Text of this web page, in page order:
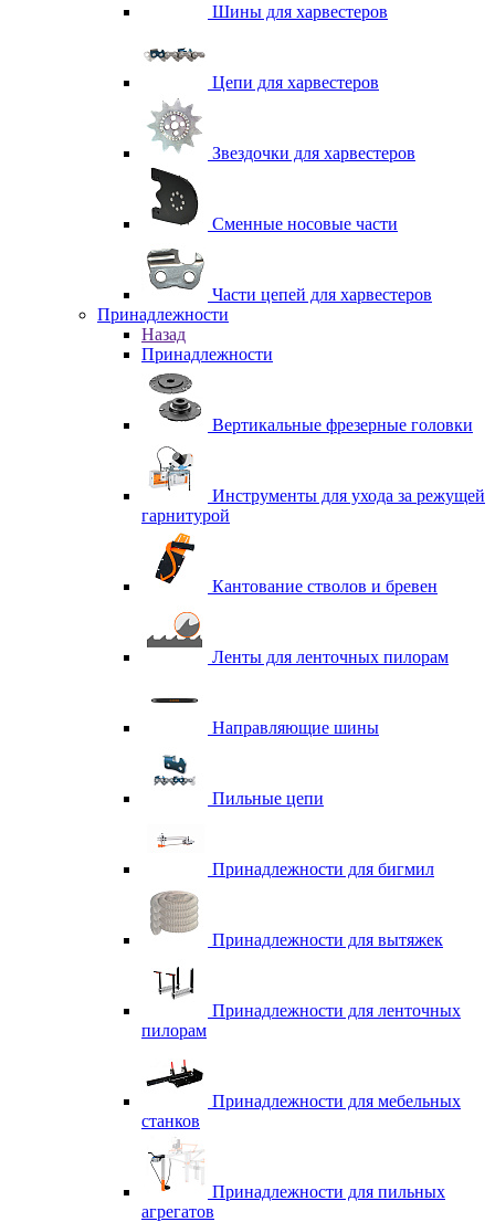
Шины для харвестеров
Цепи для харвестеров
Звездочки для харвестеров
Сменные носовые части
Части цепей для харвестеров
Принадлежности
Назад
Принадлежности
Вертикальные фрезерные головки
Инструменты для ухода за режущей
гарнитурой
Кантование стволов и бревен
Ленты для ленточных пилорам
Направляющие шины
Пильные цепи
Принадлежности для бигмил
Принадлежности для вытяжек
Принадлежности для ленточных
пилорам
Принадлежности для мебельных
станков
Принадлежности для пильных
агрегатов